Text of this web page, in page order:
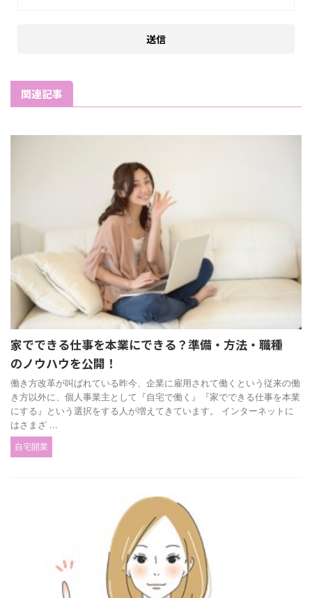
関連記事
家でできる仕事を本業にできる？準備・方法・職種
のノウハウを公開！
働き方改革が叫ばれている昨今、企業に雇用されて働くという従来の働
き方以外に、個人事業主として『自宅で働く』『家でできる仕事を本業
にする』という選択をする人が増えてきています。 インターネットに
はさまざ ...
自宅開業